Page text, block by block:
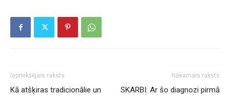
Iepriekšējais raksts
Kā atšķiras tradicionālie un
Nākamais raksts
SKARBI: Ar šo diagnozi pirmā